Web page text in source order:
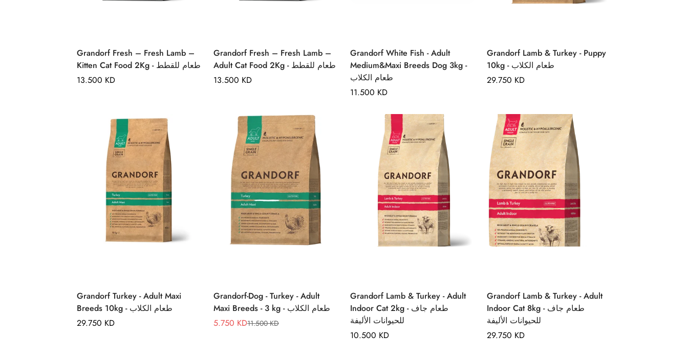
Quick Add
Grandorf Fresh – Fresh Lamb –
Kitten Cat Food 2Kg - طعام للقطط
Regular
13.500 KD
Quick Add
Grandorf Fresh – Fresh Lamb –
Adult Cat Food 2Kg - طعام للقطط
Regular
13.500 KD
Quick Add
Grandorf White Fish - Adult
Medium&Maxi Breeds Dog 3kg -
طعام الكلاب
Regular
11.500 KD
Quick Add
Grandorf Lamb & Turkey - Puppy
10kg - طعام الكلاب
Regular
29.750 KD
Quick Add
Grandorf Turkey - Adult Maxi
Breeds 10kg - طعام الكلاب
Regular
29.750 KD
Quick Add
Grandorf-Dog - Turkey - Adult
Maxi Breeds - 3 kg - طعام الكلاب
Sale
5.750 KD
Regular
11.500 KD
Quick Add
Grandorf Lamb & Turkey - Adult
Indoor Cat 2kg - طعام جاف
للحيوانات الأليفة
Regular
10.500 KD
Quick Add
Grandorf Lamb & Turkey - Adult
Indoor Cat 8kg - طعام جاف
للحيوانات الأليفة
Regular
29.750 KD